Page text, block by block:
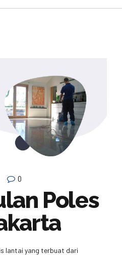
0
Poles
lantai yang terbuat dari